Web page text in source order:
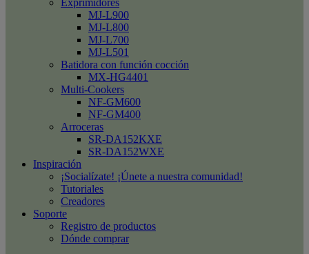
Exprimidores
MJ-L900
MJ-L800
MJ-L700
MJ-L501
Batidora con función cocción
MX-HG4401
Multi-Cookers
NF-GM600
NF-GM400
Arroceras
SR-DA152KXE
SR-DA152WXE
Inspiración
¡Socialízate! ¡Únete a nuestra comunidad!
Tutoriales
Creadores
Soporte
Registro de productos
Dónde comprar